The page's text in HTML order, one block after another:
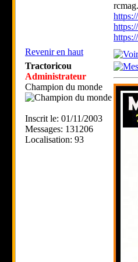
Revenir en haut
Tractoricou
Administrateur
Champion du monde
Inscrit le: 01/11/2003
Messages: 131206
Localisation: 93